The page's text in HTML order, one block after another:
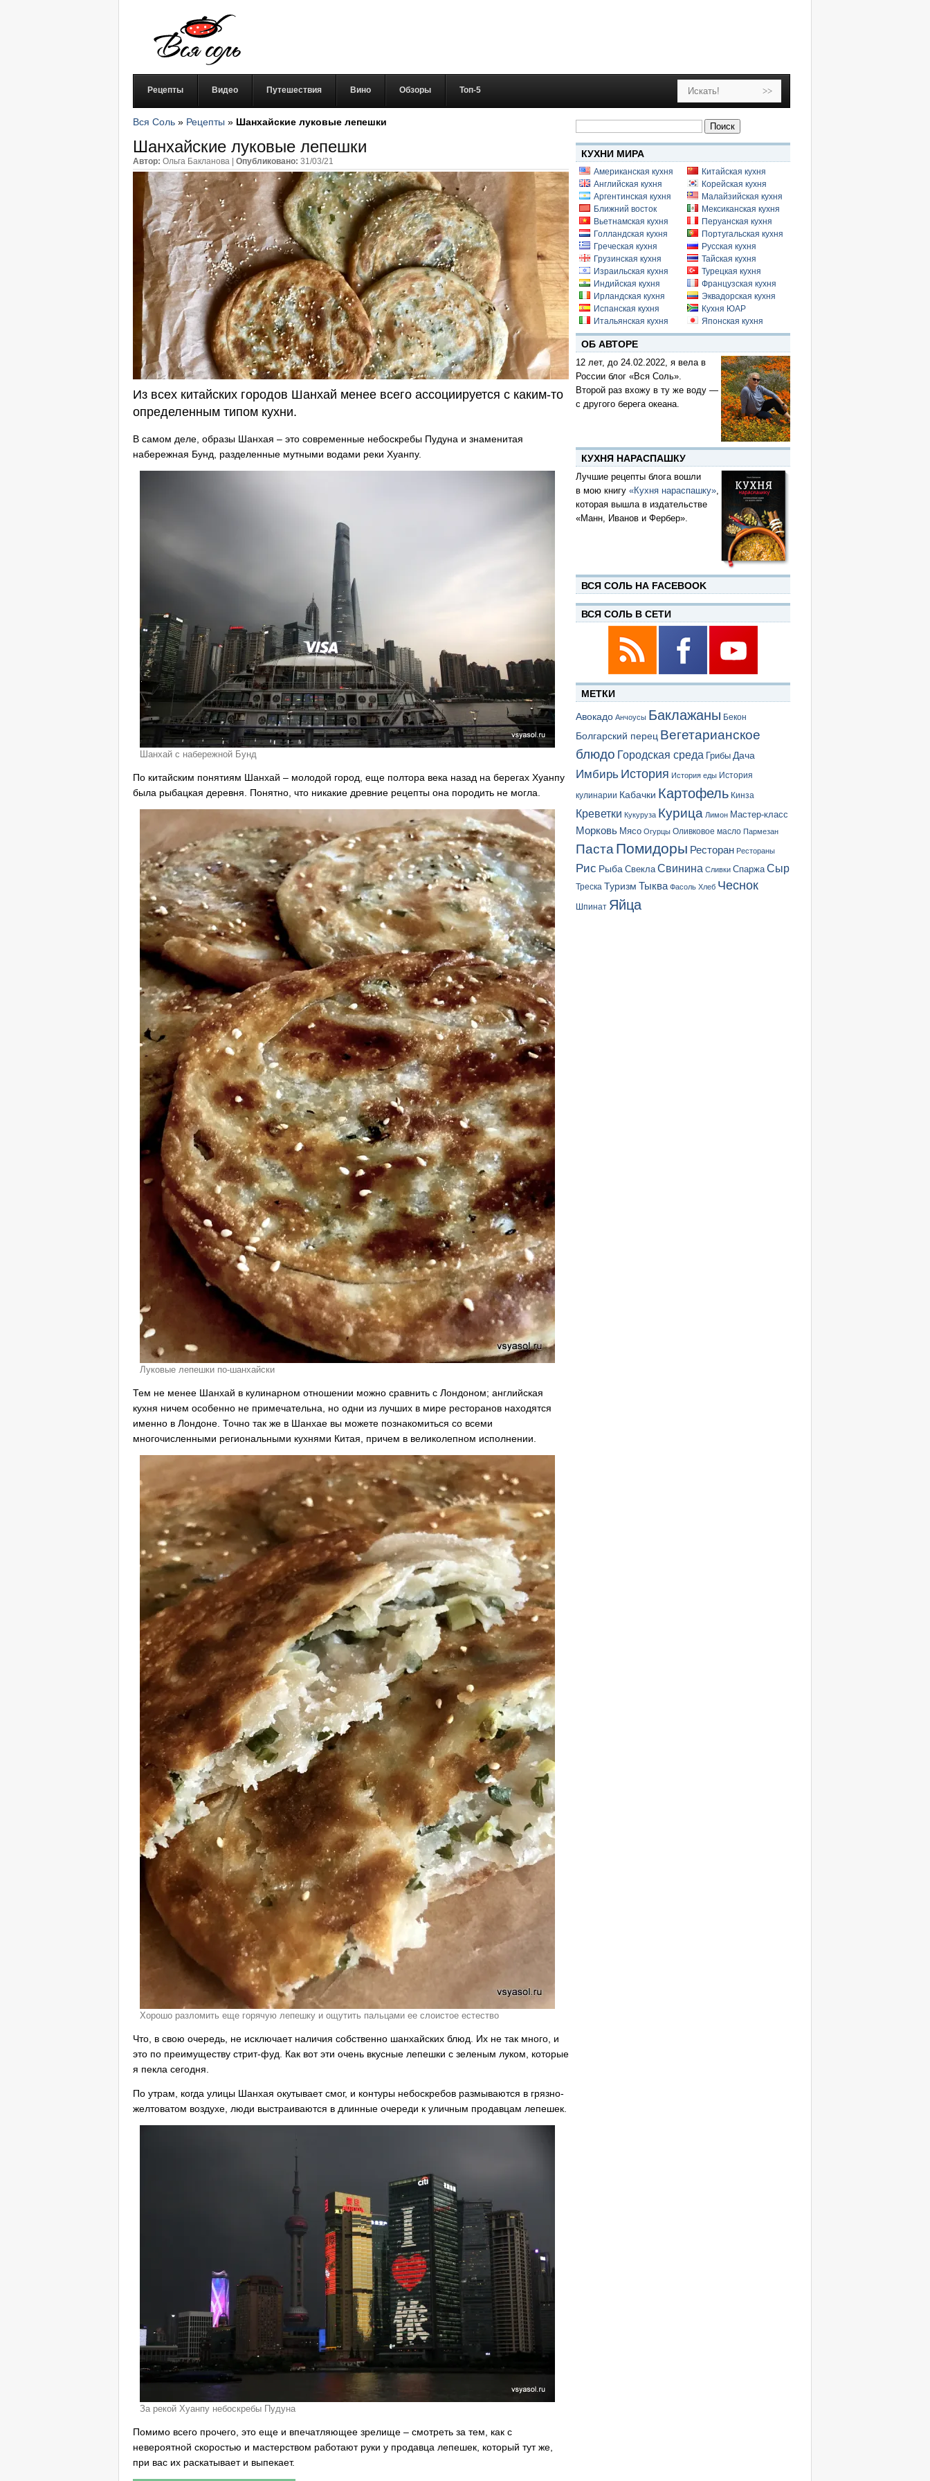
Рецепты Видео Путешествия Вино Обзоры Топ-5
Вся Соль » Рецепты » Шанхайские луковые лепешки
Шанхайские луковые лепешки
Автор: Ольга Бакланова | Опубликовано: 31/03/21
Из всех китайских городов Шанхай менее всего ассоциируется с каким-то
определенным типом кухни.
В самом деле, образы Шанхая – это современные небоскребы Пудуна и знаменитая
набережная Бунд, разделенные мутными водами реки Хуанпу.
Шанхай с набережной Бунд
По китайским понятиям Шанхай – молодой город, еще полтора века назад на берегах Хуанпу
была рыбацкая деревня. Понятно, что никакие древние рецепты она породить не могла.
Луковые лепешки по-шанхайски
Тем не менее Шанхай в кулинарном отношении можно сравнить с Лондоном; английская
кухня ничем особенно не примечательна, но одни из лучших в мире ресторанов находятся
именно в Лондоне. Точно так же в Шанхае вы можете познакомиться со всеми
многочисленными региональными кухнями Китая, причем в великолепном исполнении.
Хорошо разломить еще горячую лепешку и ощутить пальцами ее слоистое естество
Что, в свою очередь, не исключает наличия собственно шанхайских блюд. Их не так много, и
это по преимуществу стрит-фуд. Как вот эти очень вкусные лепешки с зеленым луком, которые
я пекла сегодня.
По утрам, когда улицы Шанхая окутывает смог, и контуры небоскребов размываются в грязно-
желтоватом воздухе, люди выстраиваются в длинные очереди к уличным продавцам лепешек.
За рекой Хуанпу небоскребы Пудуна
Помимо всего прочего, это еще и впечатляющее зрелище – смотреть за тем, как с
невероятной скоростью и мастерством работают руки у продавца лепешек, который тут же,
при вас их раскатывает и выпекает.
Найти:
КУХНИ МИРА
Американская кухня
Английская кухня
Аргентинская кухня
Ближний восток
Вьетнамская кухня
Голландская кухня
Греческая кухня
Грузинская кухня
Израильская кухня
Индийская кухня
Ирландская кухня
Испанская кухня
Итальянская кухня
Китайская кухня
Корейская кухня
Малайзийская кухня
Мексиканская кухня
Перуанская кухня
Португальская кухня
Русская кухня
Тайская кухня
Турецкая кухня
Французская кухня
Эквадорская кухня
Кухня ЮАР
Японская кухня
ОБ АВТОРЕ
12 лет, до 24.02.2022, я вела в
России блог «Вся Соль».
Второй раз вхожу в ту же воду —
с другого берега океана.
КУХНЯ НАРАСПАШКУ
Лучшие рецепты блога вошли
в мою книгу «Кухня нараспашку»,
которая вышла в издательстве
«Манн, Иванов и Фербер».
ВСЯ СОЛЬ НА FACEBOOK
ВСЯ СОЛЬ В СЕТИ
МЕТКИ
Авокадо Анчоусы Баклажаны Бекон
Болгарский перец Вегетарианское
блюдо Городская среда Грибы Дача
Имбирь История История еды История
кулинарии Кабачки Картофель Кинза
Креветки Кукуруза Курица Лимон Мастер-класс
Морковь Мясо Огурцы Оливковое масло Пармезан
ПастаПомидоры Ресторан Рестораны
Рис Рыба Свекла Свинина Сливки Спаржа Сыр
Треска Туризм Тыква Фасоль Хлеб Чеснок
Шпинат Яйца